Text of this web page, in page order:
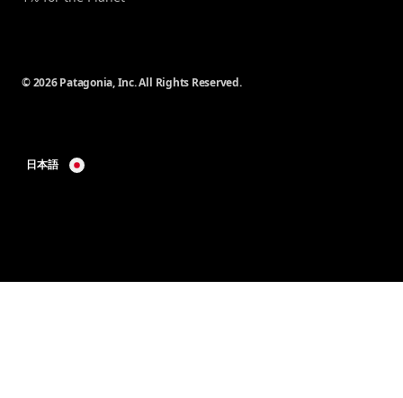
© 2026 Patagonia, Inc. All Rights Reserved.
日本語